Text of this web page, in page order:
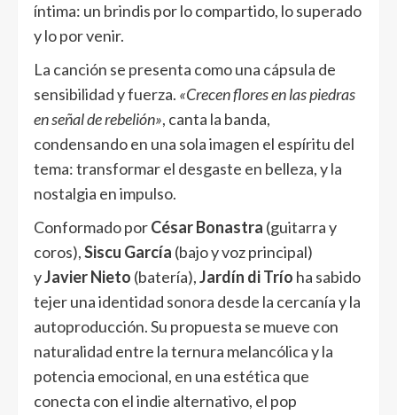
íntima: un brindis por lo compartido, lo superado
y lo por venir.
La canción se presenta como una cápsula de
sensibilidad y fuerza. «Crecen flores en las piedras
en señal de rebelión», canta la banda,
condensando en una sola imagen el espíritu del
tema: transformar el desgaste en belleza, y la
nostalgia en impulso.
Conformado porCésar Bonastra (guitarra y
coros),Siscu García (bajo y voz principal)
yJavier Nieto (batería),Jardín di Trío ha sabido
tejer una identidad sonora desde la cercanía y la
autoproducción. Su propuesta se mueve con
naturalidad entre la ternura melancólica y la
potencia emocional, en una estética que
conecta con el indie alternativo, el pop